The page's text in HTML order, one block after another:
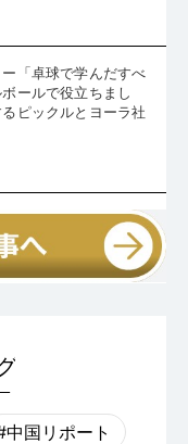
「卓球で学んだすべ
ールで役立ちまし
ピックルとヨーラ社
中国リポート